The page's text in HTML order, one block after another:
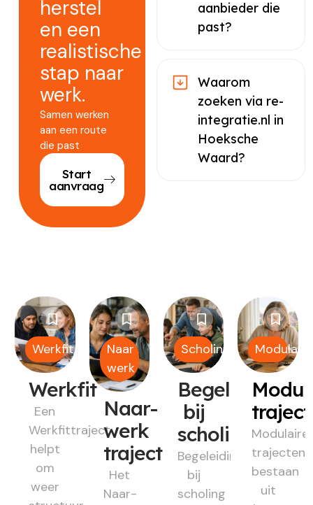
herstel
en een
realistische
stap naar
werk.
Samen werken
aan een route
die past
Start
aanvraag
aanbieder die
past?
Waarom
zoeken via re-
integratie.nl in
Hoeksche
Waard?
Werkfit
Werkfit
Een
Werkfittraject
helpt
om
weer
Naar
werk
Naar-
werk
traject
Het
Naar-
Scholing
Begeleiding
bij
scholing
Begeleiding
bij
scholing
Modulair
Modulaire
trajecten
bestaan
uit